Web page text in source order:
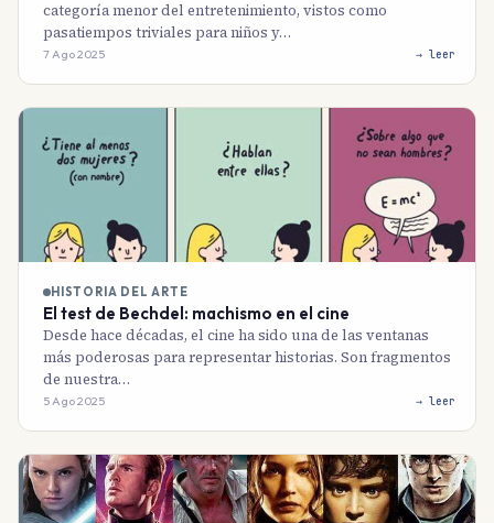
categoría menor del entretenimiento, vistos como
pasatiempos triviales para niños y…
7 Ago 2025 → leer
HISTORIA DEL ARTE
El test de Bechdel: machismo en el cine
Desde hace décadas, el cine ha sido una de las ventanas
más poderosas para representar historias. Son fragmentos
de nuestra…
5 Ago 2025 → leer